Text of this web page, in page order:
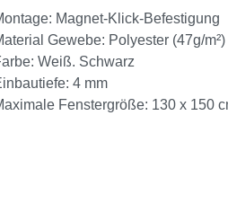
Magnet-Klick-Befestigung
Gewebe: Polyester (47g/m²)
Weiß. Schwarz
4 mm
Fenstergröße: 130 x 150